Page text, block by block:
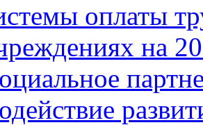
оплаты
на